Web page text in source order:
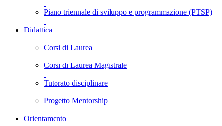
Piano triennale di sviluppo e programmazione (PTSP)
Didattica
Corsi di Laurea
Corsi di Laurea Magistrale
Tutorato disciplinare
Progetto Mentorship
Orientamento